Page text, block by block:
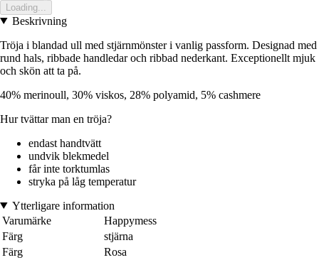
Loading...
Beskrivning
Tröja i blandad ull med stjärnmönster i vanlig passform. Designad med
rund hals, ribbade handledar och ribbad nederkant. Exceptionellt mjuk
och skön att ta på.
40% merinoull, 30% viskos, 28% polyamid, 5% cashmere
Hur tvättar man en tröja?
endast handtvätt
undvik blekmedel
får inte torktumlas
stryka på låg temperatur
Ytterligare information
Varumärke
Happymess
Färg
stjärna
Färg
Rosa